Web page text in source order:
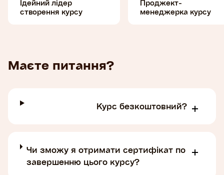
Ідейний лідер
створення курсу
Проджект-
менеджерка курсу
Маєте питання?
Курс безкоштовний?
Чи зможу я отримати сертифікат по
завершенню цього курсу?